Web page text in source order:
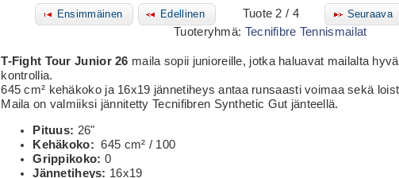
Ensimmäinen Edellinen Tuote 2 / 4 Seuraava
Tuoteryhmä: Tecnifibre Tennismailat
T-Fight Tour Junior 26 maila sopii junioreille, jotka haluavat mailalta
kontrollia.
645 cm² kehäkoko ja 16x19 jännetiheys antaa runsaasti voimaa sekä
Maila on valmiiksi jännitetty Tecnifibren Synthetic Gut jänteellä.
Pituus: 26"
Kehäkoko: 645 cm² / 100
Grippikoko: 0
Jännetiheys: 16x19